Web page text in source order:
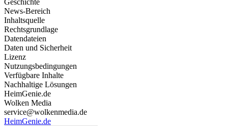
Geschichte
News-Bereich
Inhaltsquelle
Rechtsgrundlage
Datendateien
Daten und Sicherheit
Lizenz
Nutzungsbedingungen
Verfügbare Inhalte
Nachhaltige Lösungen
HeimGenie.de
Wolken Media
service@wolkenmedia.de
HeimGenie.de